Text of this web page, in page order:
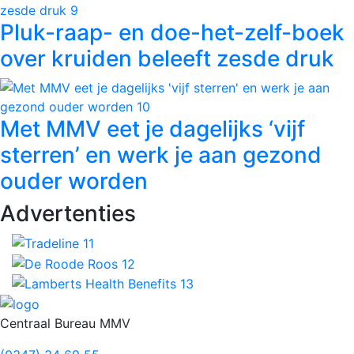
Pluk-raap- en doe-het-zelf-boek
over kruiden beleeft zesde druk
Met MMV eet je dagelijks ‘vijf
sterren’ en werk je aan gezond
ouder worden
Advertenties
Footer
Centraal Bureau MMV